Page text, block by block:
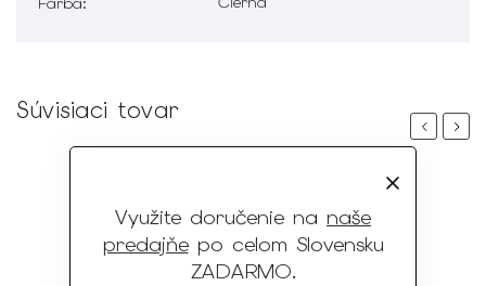
Využite doručenie na naše
predajňepo celom Slovensku
ZADARMO.
Súvisiaci tovar
PreviousNext